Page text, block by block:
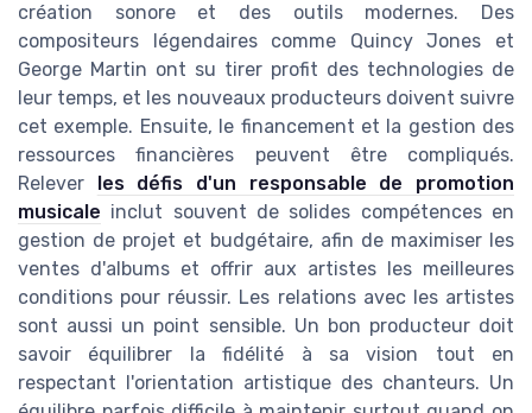
création sonore et des outils modernes. Des
compositeurs légendaires comme Quincy Jones et
George Martin ont su tirer profit des technologies de
leur temps, et les nouveaux producteurs doivent suivre
cet exemple. Ensuite, le financement et la gestion des
ressources financières peuvent être compliqués.
Relever
les défis d'un responsable de promotion
musicale inclut souvent de solides compétences en
gestion de projet et budgétaire, afin de maximiser les
ventes d'albums et offrir aux artistes les meilleures
conditions pour réussir. Les relations avec les artistes
sont aussi un point sensible. Un bon producteur doit
savoir équilibrer la fidélité à sa vision tout en
respectant l'orientation artistique des chanteurs. Un